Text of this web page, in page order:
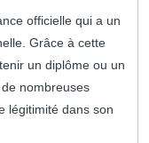
officielle qui a un
Grâce à cette
un diplôme ou un
nombreuses
légitimité dans son